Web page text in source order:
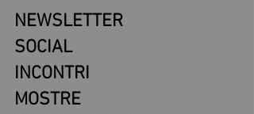
NEWSLETTER
SOCIAL
INCONTRI
MOSTRE